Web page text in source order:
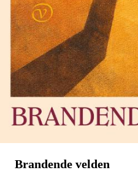
Brandende velden